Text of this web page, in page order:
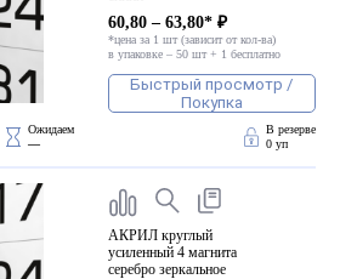
60,80 – 63,80* ₽
*цена за 1 шт (зависит от кол-ва)
в упаковке – 50 шт + 1 бесплатно
Быстрый просмотр /
Покупка
Ожидаем
—
В резерве
0 уп
АКРИЛ круглый
усиленный 4 магнита
серебро зеркальное